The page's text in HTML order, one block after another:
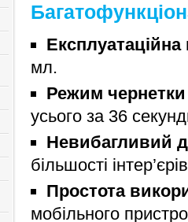
Експлуатаційна
мл.
Режим
усього за 36
Невибагливий
більшості
Простота
мобільного